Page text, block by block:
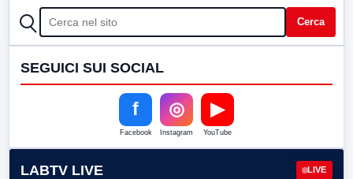
CERCA Cerca
SEGUICI SUI SOCIAL
f
Facebook
◎
Instagram
▶
YouTube
LABTV LIVE LIVE